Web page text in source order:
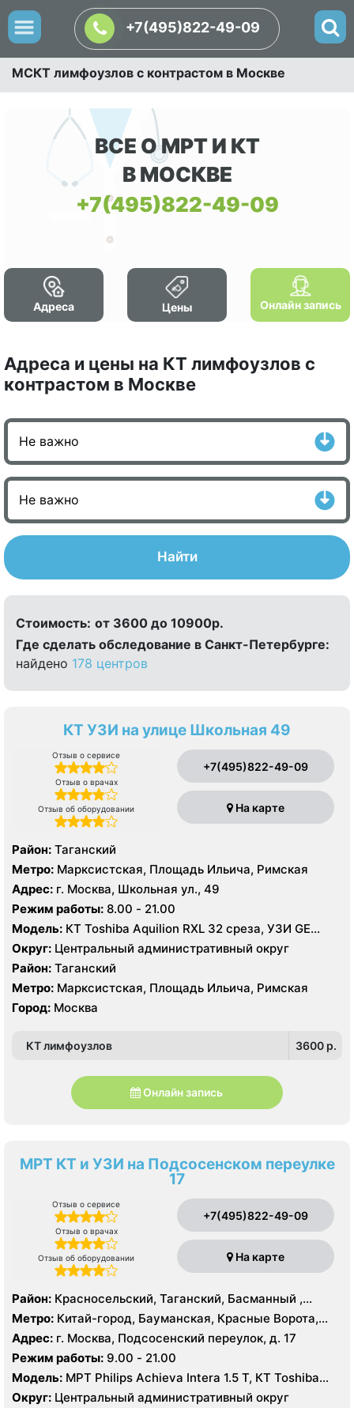
+7(495)822-49-09
МСКТ лимфоузлов с контрастом в Москве
ВСЕ О МРТ И КТ
В МОСКВЕ
+7(495)822-49-09
Адреса Цены Онлайн запись
Адреса и цены на КТ лимфоузлов с
контрастом в Москве
Найти
Стоимость: от 3600 до 10900р.
Где сделать обследование в Санкт-Петербурге:
найдено 178 центров
КТ УЗИ на улице Школьная 49
Отзыв о сервисе
Отзыв о врачах
Отзыв об оборудовании
+7(495)822-49-09
На карте
Район: Таганский
Метро: Марксистская, Площадь Ильича, Римская
Адрес: г. Москва, Школьная ул., 49
Режим работы: 8.00 - 21.00
Модель: КТ Toshiba Aquilion RXL 32 среза, УЗИ GE
Logic 9
Округ: Центральный административный округ
Район: Таганский
Метро: Марксистская, Площадь Ильича, Римская
Город: Москва
КТ лимфоузлов 3600 p.
Онлайн запись
МРТ КТ и УЗИ на Подсосенском переулке
17
Отзыв о сервисе
Отзыв о врачах
Отзыв об оборудовании
+7(495)822-49-09
На карте
Район: Красносельский, Таганский, Басманный ,
Тверской
Метро: Китай-город, Бауманская, Красные Ворота,
Кузнецкий мост, Курская, Лубянка, Площадь Ильича,
Сретенский бульвар, Таганская, Чкаловская
Адрес: г. Москва, Подсосенский переулок, д. 17
Режим работы: 9.00 - 21.00
Модель: МРТ Philips Achieva Intera 1.5 T, КТ Toshiba
Aquilion CXL 128 срезов, УЗИ
Округ: Центральный административный округ